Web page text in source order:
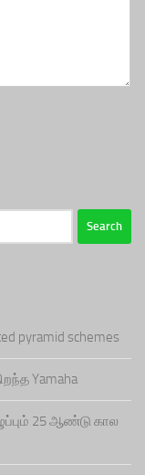
pyramid schemes
Yamaha
25 ஆண்டு கால